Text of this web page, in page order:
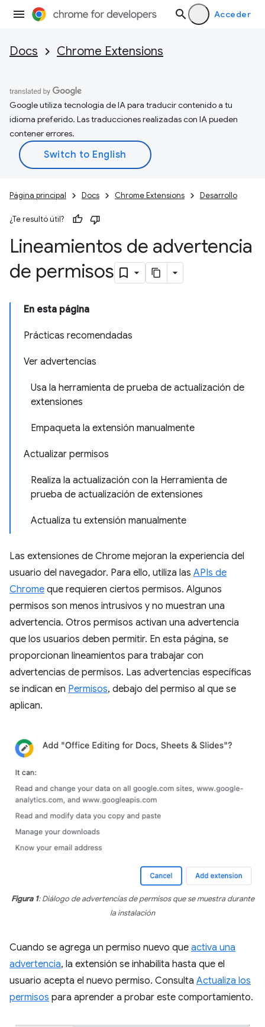
Acceder
Docs Chrome Extensions
Google utiliza tecnología de IA para traducir contenido a tu
idioma preferido. Las traducciones realizadas con IA pueden
contener errores.
Página principal Docs Chrome Extensions Desarrollo
¿Te resultó útil?
Lineamientos de advertencia
de permisos
En esta página
Prácticas recomendadas
Ver advertencias
Usa la herramienta de prueba de actualización de
extensiones
Empaqueta la extensión manualmente
Actualizar permisos
Realiza la actualización con la Herramienta de
prueba de actualización de extensiones
Actualiza tu extensión manualmente
Las extensiones de Chrome mejoran la experiencia del
usuario del navegador. Para ello, utiliza las APIs de
Chrome que requieren ciertos permisos. Algunos
permisos son menos intrusivos y no muestran una
advertencia. Otros permisos activan una advertencia
que los usuarios deben permitir. En esta página, se
proporcionan lineamientos para trabajar con
advertencias de permisos. Las advertencias específicas
se indican en Permisos, debajo del permiso al que se
aplican.
Figura 1: Diálogo de advertencias de permisos que se muestra durante
la instalación
Cuando se agrega un permiso nuevo que activa una
advertencia, la extensión se inhabilita hasta que el
usuario acepta el nuevo permiso. Consulta Actualiza los
permisos para aprender a probar este comportamiento.